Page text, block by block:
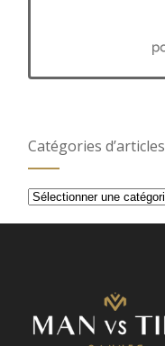
Catégories d’articles
Catégories